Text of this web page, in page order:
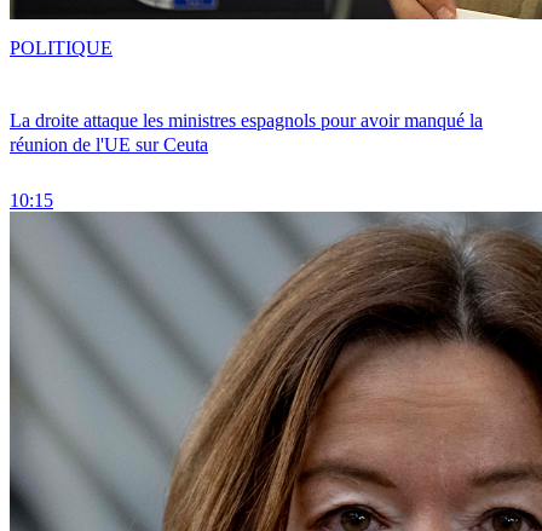
La droite attaque les ministres espagnols pour avoir manqué la
réunion de l'UE sur Ceuta
10:15
POLITIQUE